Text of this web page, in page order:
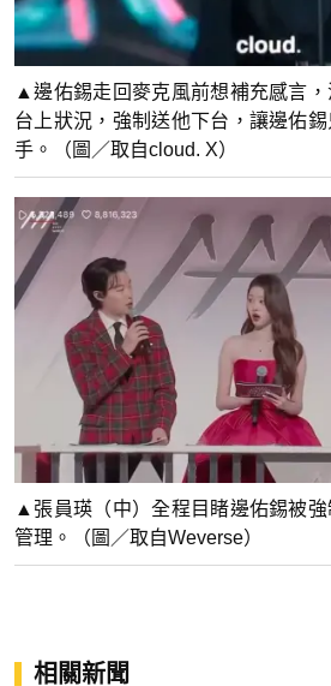
▲邊佑錫走回麥克風前想補充感言
台上狀況，強制送他下台，讓邊佑
手。（圖／取自cloud. X）
▲張員瑛（中）全程目睹邊佑錫被
管理。（圖／取自Weverse）
相關新聞